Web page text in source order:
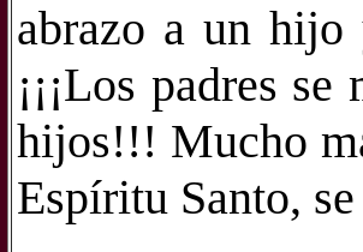
abrazo a un
¡¡¡Los padres
hijos!!! Mucho
Espíritu Santo,